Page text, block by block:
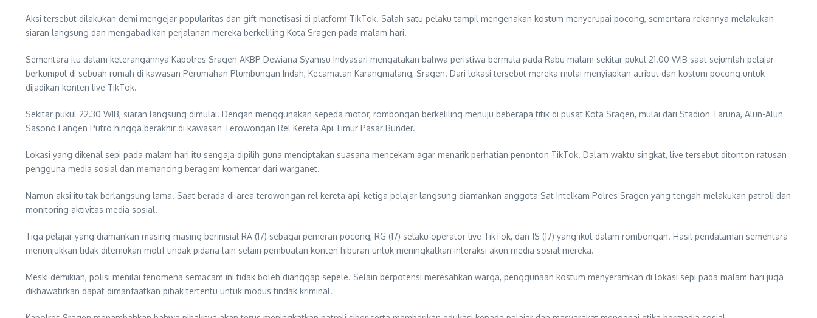
Aksi tersebut dilakukan demi mengejar popularitas dan gift monetisasi di platform TikTok. Salah satu pelaku tampil mengenakan kostum menyerupai pocong, sementara rekannya melakukan
siaran langsung dan mengabadikan perjalanan mereka berkeliling Kota Sragen pada malam hari.
Sementara itu dalam keterangannya Kapolres Sragen AKBP Dewiana Syamsu Indyasari mengatakan bahwa peristiwa bermula pada Rabu malam sekitar pukul 21.00 WIB saat sejumlah pelajar
berkumpul di sebuah rumah di kawasan Perumahan Plumbungan Indah, Kecamatan Karangmalang, Sragen. Dari lokasi tersebut mereka mulai menyiapkan atribut dan kostum pocong untuk
dijadikan konten live TikTok.
Sekitar pukul 22.30 WIB, siaran langsung dimulai. Dengan menggunakan sepeda motor, rombongan berkeliling menuju beberapa titik di pusat Kota Sragen, mulai dari Stadion Taruna, Alun-Alun
Sasono Langen Putro hingga berakhir di kawasan Terowongan Rel Kereta Api Timur Pasar Bunder.
Lokasi yang dikenal sepi pada malam hari itu sengaja dipilih guna menciptakan suasana mencekam agar menarik perhatian penonton TikTok. Dalam waktu singkat, live tersebut ditonton ratusan
pengguna media sosial dan memancing beragam komentar dari warganet.
Namun aksi itu tak berlangsung lama. Saat berada di area terowongan rel kereta api, ketiga pelajar langsung diamankan anggota Sat Intelkam Polres Sragen yang tengah melakukan patroli dan
monitoring aktivitas media sosial.
Tiga pelajar yang diamankan masing-masing berinisial RA (17) sebagai pemeran pocong, RG (17) selaku operator live TikTok, dan JS (17) yang ikut dalam rombongan. Hasil pendalaman sementara
menunjukkan tidak ditemukan motif tindak pidana lain selain pembuatan konten hiburan untuk meningkatkan interaksi akun media sosial mereka.
Meski demikian, polisi menilai fenomena semacam ini tidak boleh dianggap sepele. Selain berpotensi meresahkan warga, penggunaan kostum menyeramkan di lokasi sepi pada malam hari juga
dikhawatirkan dapat dimanfaatkan pihak tertentu untuk modus tindak kriminal.